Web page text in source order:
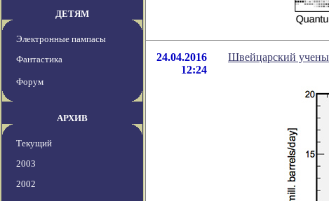
ДЕТЯМ
Электронные пампасы
Фантастика
Форум
АРХИВ
Текущий
2003
2002
24.04.2016
12:24
Швейцарский